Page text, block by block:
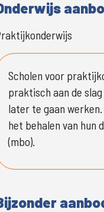
Scholen voor
praktisch aan de
later te gaan
het behalen van hun
(mbo).